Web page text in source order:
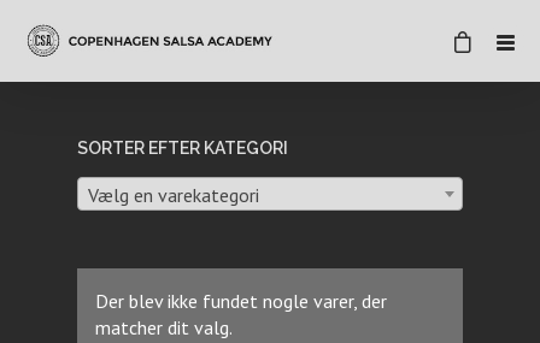
SORTER EFTER KATEGORI
Vælg en varekategori
Der blev ikke fundet nogle varer, der
matcher dit valg.